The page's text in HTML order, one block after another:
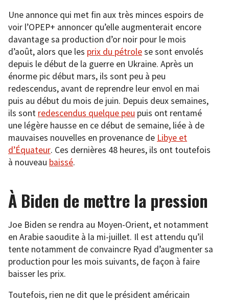
Une annonce qui met fin aux très minces espoirs de
voir l’OPEP+ annoncer qu’elle augmenterait encore
davantage sa production d’or noir pour le mois
d’août, alors que les prix du pétrolese sont envolés
depuis le début de la guerre en Ukraine. Après un
énorme pic début mars, ils sont peu à peu
redescendus, avant de reprendre leur envol en mai
puis au début du mois de juin. Depuis deux semaines,
ils sont redescendus quelque peu puis ont rentamé
une légère hausse en ce début de semaine, liée à de
mauvaises nouvelles en provenance de Libye et
d’Équateur. Ces dernières 48 heures, ils ont toutefois
à nouveau baissé.
À Biden de mettre la pression
Joe Biden se rendra au Moyen-Orient, et notamment
en Arabie saoudite à la mi-juillet. Il est attendu qu’il
tente notamment de convaincre Ryad d’augmenter sa
production pour les mois suivants, de façon à faire
baisser les prix.
Toutefois, rien ne dit que le président américain